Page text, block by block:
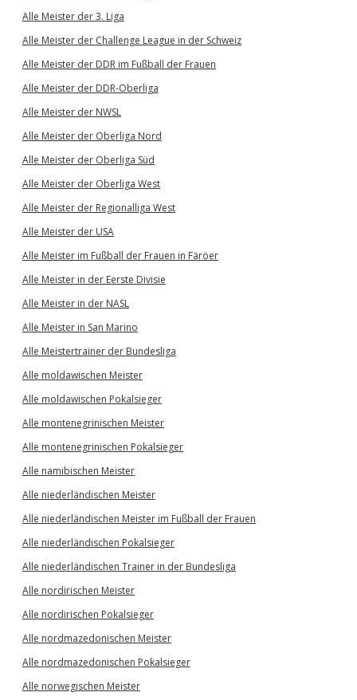
Alle Meister der 3. Liga
Alle Meister der Challenge League in der Schweiz
Alle Meister der DDR im Fußball der Frauen
Alle Meister der DDR-Oberliga
Alle Meister der NWSL
Alle Meister der Oberliga Nord
Alle Meister der Oberliga Süd
Alle Meister der Oberliga West
Alle Meister der Regionalliga West
Alle Meister der USA
Alle Meister im Fußball der Frauen in Färöer
Alle Meister in der Eerste Divisie
Alle Meister in der NASL
Alle Meister in San Marino
Alle Meistertrainer der Bundesliga
Alle moldawischen Meister
Alle moldawischen Pokalsieger
Alle montenegrinischen Meister
Alle montenegrinischen Pokalsieger
Alle namibischen Meister
Alle niederländischen Meister
Alle niederländischen Meister im Fußball der Frauen
Alle niederländischen Pokalsieger
Alle niederländischen Trainer in der Bundesliga
Alle nordirischen Meister
Alle nordirischen Pokalsieger
Alle nordmazedonischen Meister
Alle nordmazedonischen Pokalsieger
Alle norwegischen Meister